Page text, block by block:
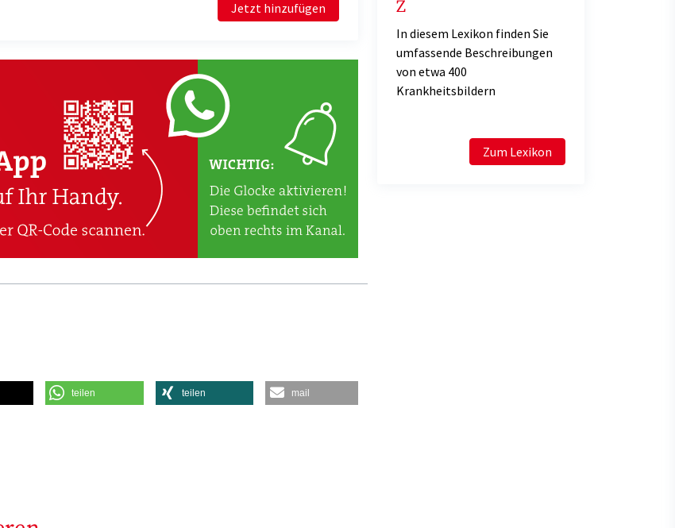
Jetzt hinzufügen
teilen teilen mail
Z
In diesem Lexikon finden Sie
umfassende Beschreibungen
von etwa 400
Krankheitsbildern
Zum Lexikon